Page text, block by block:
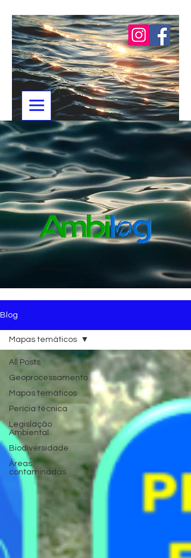
Blog
All Posts
Geoprocessamento
Mapas temáticos
Perícia técnica
Legislação
Ambiental
Biodiversidade
Áreas
contaminadas
Mapas temáticos